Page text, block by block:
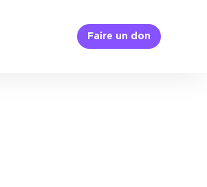
Faire un don